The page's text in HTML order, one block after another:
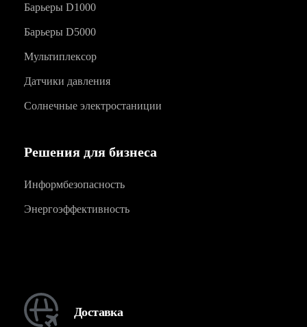
Барьеры D1000
Барьеры D5000
Мультиплексор
Датчики давления
Солнечные электростаниции
Решения для бизнеса
Информбезопасность
Энергоэффективность
Доставка